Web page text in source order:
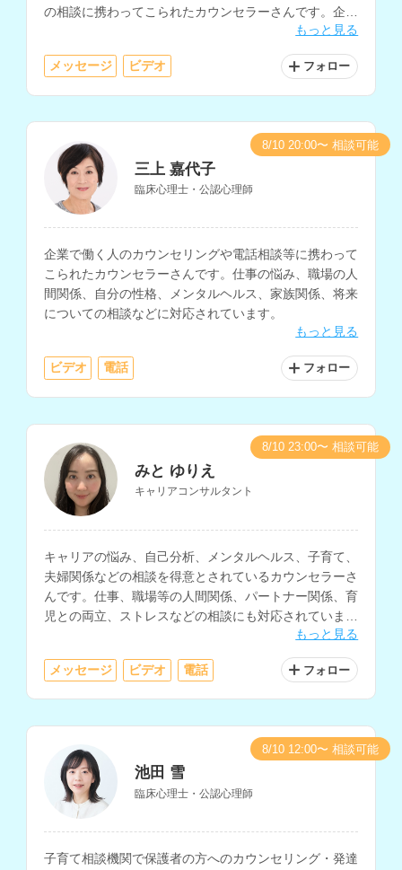
の相談に携わってこられたカウンセラーさんです。企業
のメンタルヘルス研修の講師経験もお持ちです。もっと見る
メッセージ ビデオ フォロー
三上 嘉代子
臨床心理士・公認心理師
企業で働く人のカウンセリングや電話相談等に携わって
こられたカウンセラーさんです。仕事の悩み、職場の人
間関係、自分の性格、メンタルヘルス、家族関係、将来
についての相談などに対応されています。
もっと見る
ビデオ 電話 フォロー
8/10 20:00〜 相談可能
みと ゆりえ
キャリアコンサルタント
キャリアの悩み、自己分析、メンタルヘルス、子育て、
夫婦関係などの相談を得意とされているカウンセラーさ
んです。仕事、職場等の人間関係、パートナー関係、育
児との両立、ストレスなどの相談にも対応されていま
もっと見る
メッセージ ビデオ 電話 フォロー
8/10 23:00〜 相談可能
池田 雪
臨床心理士・公認心理師
子育て相談機関で保護者の方へのカウンセリング・発達
8/10 12:00〜 相談可能